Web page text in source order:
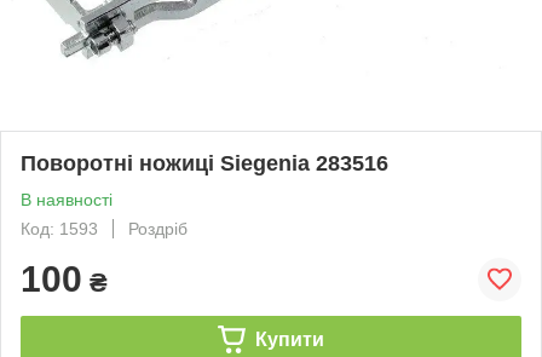
Поворотні ножиці Siegenia 283516
В наявності
Код: 1593
Роздріб
100 ₴
Купити